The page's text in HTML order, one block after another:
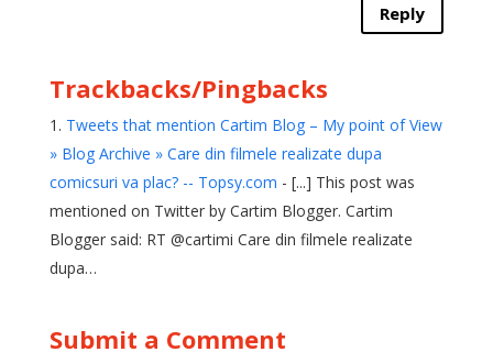
Reply
Trackbacks/Pingbacks
Tweets that mention Cartim Blog – My point of View
» Blog Archive » Care din filmele realizate dupa
comicsuri va plac? -- Topsy.com - [...] This post was
mentioned on Twitter by Cartim Blogger. Cartim
Blogger said: RT @cartimi Care din filmele realizate
dupa…
Submit a Comment